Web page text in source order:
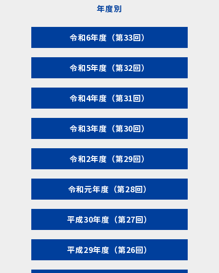
年度別
令和6年度（第33回）
令和5年度（第32回）
令和4年度（第31回）
令和3年度（第30回）
令和2年度（第29回）
令和元年度（第28回）
平成30年度（第27回）
平成29年度（第26回）